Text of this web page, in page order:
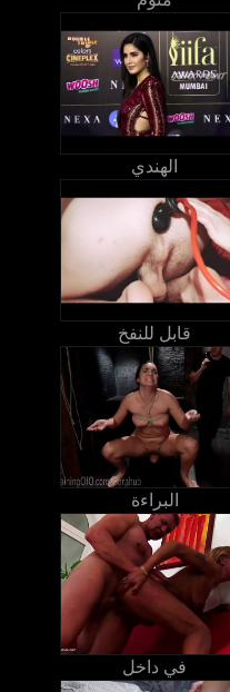
الهندي
قابل للنفخ
البراءة
في داخل